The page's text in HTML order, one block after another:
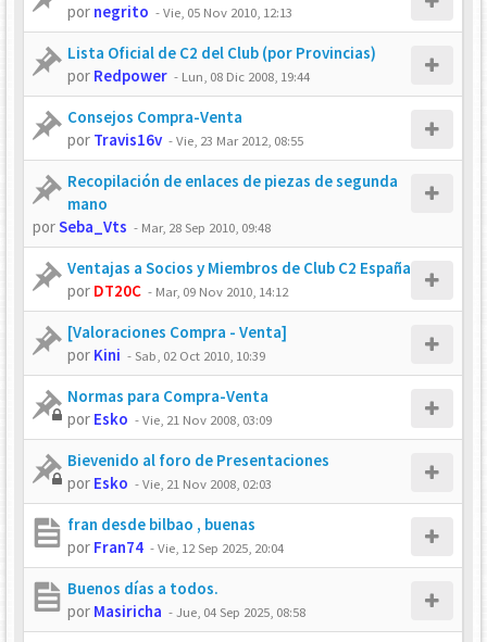
por negrito -Vie, 05 Nov 2010, 12:13
Lista Oficial de C2 del Club (por Provincias)
por Redpower - Lun, 08 Dic 2008, 19:44
Consejos Compra-Venta
por Travis16v -Vie, 23 Mar 2012, 08:55
Recopilación de enlaces de piezas de segunda
mano
porSeba_Vts - Mar, 28 Sep 2010, 09:48
Ventajas a Socios y Miembros de Club C2 España
por DT20C - Mar, 09 Nov 2010, 14:12
[Valoraciones Compra - Venta]
por Kini -Sab, 02 Oct 2010, 10:39
Normas para Compra-Venta
por Esko -Vie, 21 Nov 2008, 03:09
Bievenido al foro de Presentaciones
por Esko -Vie, 21 Nov 2008, 02:03
fran desde bilbao , buenas
por Fran74 -Vie, 12 Sep 2025, 20:04
Buenos días a todos.
por Masiricha -Jue, 04 Sep 2025, 08:58